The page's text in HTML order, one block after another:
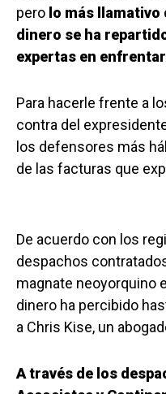
pero lo más llamativo
dinero se ha
expertas en
Para hacerle frente a
contra del
los defensores más
de las facturas que
De acuerdo con los
despachos
magnate neoyorquino
dinero ha percibido
a Chris Kise, un
A través de los